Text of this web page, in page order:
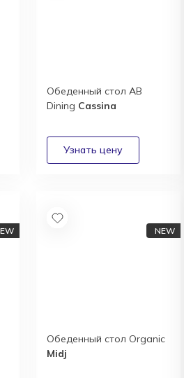
Обеденный стол AB
Dining Cassina
Обеденный стол Organic
Midj